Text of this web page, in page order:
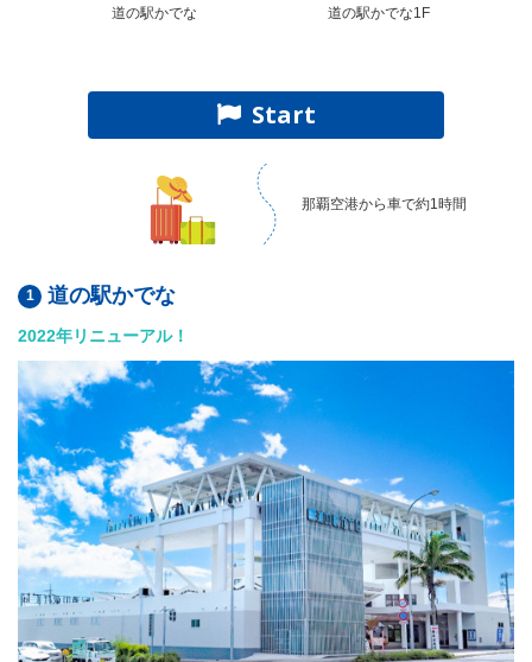
道の駅かでな 道の駅かでな1F
Start
那覇空港から車で約1時間
道の駅かでな
2022年リニューアル！